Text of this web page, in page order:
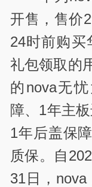
开售，售价
24时前购买
礼包领取的
的nova无
障、1年主
1年后盖保
质保。自
31日，